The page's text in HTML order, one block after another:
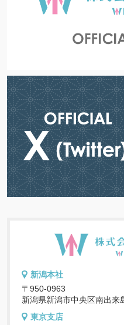
新潟本社
〒950-0963
新潟県新潟市中央区南出来
東京支店